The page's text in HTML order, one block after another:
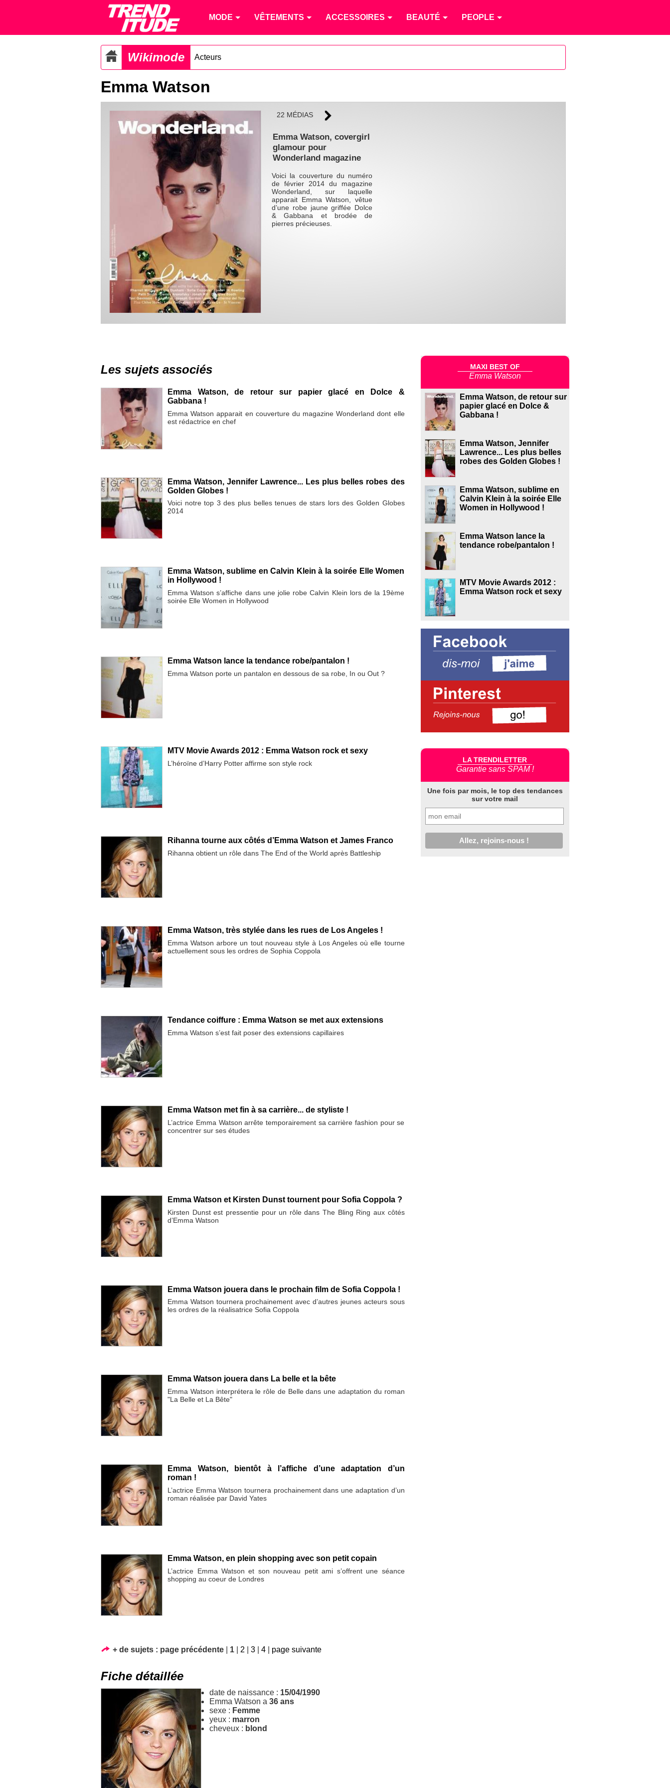
MODE VÊTEMENTS ACCESSOIRES BEAUTÉ PEOPLE
Wikimode Acteurs
Emma Watson
22 MÉDIAS
Emma Watson, covergirl
glamour pour
Wonderland magazine
Voici la couverture du numéro
de février 2014 du magazine
Wonderland, sur laquelle
apparait Emma Watson, vêtue
d’une robe jaune griffée Dolce
& Gabbana et brodée de
pierres précieuses.
Les sujets associés
Emma Watson, de retour sur papier glacé en Dolce &
Gabbana !
Emma Watson apparait en couverture du magazine Wonderland dont elle
est rédactrice en chef
Emma Watson, Jennifer Lawrence... Les plus belles robes des
Golden Globes !
Voici notre top 3 des plus belles tenues de stars lors des Golden Globes
2014
Emma Watson, sublime en Calvin Klein à la soirée Elle Women
in Hollywood !
Emma Watson s’affiche dans une jolie robe Calvin Klein lors de la 19ème
soirée Elle Women in Hollywood
Emma Watson lance la tendance robe/pantalon !
Emma Watson porte un pantalon en dessous de sa robe, In ou Out ?
MTV Movie Awards 2012 : Emma Watson rock et sexy
L’héroïne d’Harry Potter affirme son style rock
Rihanna tourne aux côtés d’Emma Watson et James Franco
Rihanna obtient un rôle dans The End of the World après Battleship
Emma Watson, très stylée dans les rues de Los Angeles !
Emma Watson arbore un tout nouveau style à Los Angeles où elle tourne
actuellement sous les ordres de Sophia Coppola
Tendance coiffure : Emma Watson se met aux extensions
Emma Watson s’est fait poser des extensions capillaires
Emma Watson met fin à sa carrière... de styliste !
L’actrice Emma Watson arrête temporairement sa carrière fashion pour se
concentrer sur ses études
Emma Watson et Kirsten Dunst tournent pour Sofia Coppola ?
Kirsten Dunst est pressentie pour un rôle dans The Bling Ring aux côtés
d’Emma Watson
Emma Watson jouera dans le prochain film de Sofia Coppola !
Emma Watson tournera prochainement avec d’autres jeunes acteurs sous
les ordres de la réalisatrice Sofia Coppola
Emma Watson jouera dans La belle et la bête
Emma Watson interprétera le rôle de Belle dans une adaptation du roman
"La Belle et La Bête"
Emma Watson, bientôt à l’affiche d’une adaptation d’un
roman !
L’actrice Emma Watson tournera prochainement dans une adaptation d’un
roman réalisée par David Yates
Emma Watson, en plein shopping avec son petit copain
L’actrice Emma Watson et son nouveau petit ami s’offrent une séance
shopping au coeur de Londres
+ de sujets : page précédente 1 2 3 4 page suivante
Fiche détaillée
date de naissance : 15/04/1990
Emma Watson a 36 ans
sexe : Femme
yeux : marron
cheveux : blond
MAXI BEST OF
Emma Watson
Emma Watson, de retour sur
papier glacé en Dolce &
Gabbana !
Emma Watson, Jennifer
Lawrence... Les plus belles
robes des Golden Globes !
Emma Watson, sublime en
Calvin Klein à la soirée Elle
Women in Hollywood !
Emma Watson lance la
tendance robe/pantalon !
MTV Movie Awards 2012 :
Emma Watson rock et sexy
LA TRENDILETTER
Garantie sans SPAM !
Une fois par mois, le top des tendances
sur votre mail